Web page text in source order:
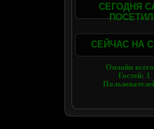
СЕГОДНЯ
СЕЙЧАС НА
Онлайн
Гостей: 1